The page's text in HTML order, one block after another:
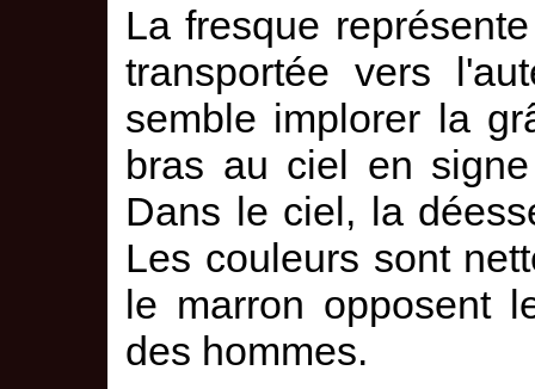
La fresque
transportée vers
semble implorer la
bras au ciel en
Dans le ciel, la
Les couleurs sont
le marron opposent
des hommes.